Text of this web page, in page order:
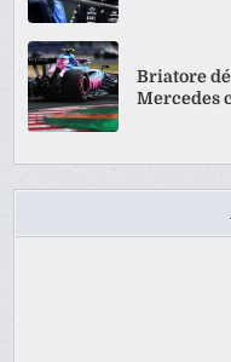
Briatore
Mercedes